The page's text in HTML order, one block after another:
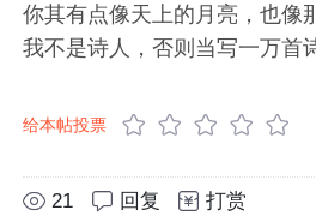
你其有点像天上的月亮，也像
我不是诗人，否则当写一万首
给本帖投票
21 回复 打赏